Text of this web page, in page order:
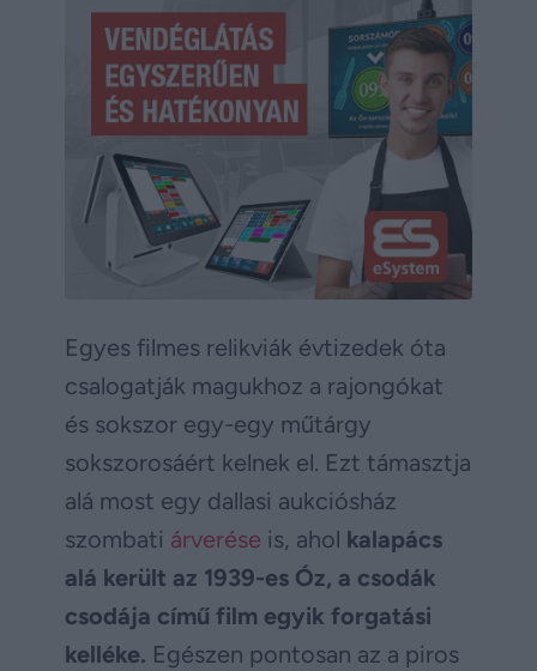
Egyes filmes relikviák évtizedek óta
csalogatják magukhoz a rajongókat
és sokszor egy-egy műtárgy
sokszorosáért kelnek el. Ezt támasztja
alá most egy dallasi aukciósház
szombati árverése is, ahol kalapács
alá került az 1939-es Óz, a csodák
csodája című film egyik forgatási
kelléke. Egészen pontosan az a piros